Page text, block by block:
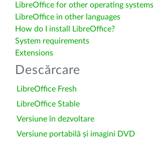
LibreOffice for other operating systems
LibreOffice in other languages
How do I install LibreOffice?
System requirements
Extensions
Descărcare
LibreOffice Fresh
LibreOffice Stable
Versiune în dezvoltare
Versiune portabilă și imagini DVD